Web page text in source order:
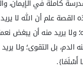
كاملة في الإيمان،
علم أن الله لا
ولا يريد منه أن يبغض
الدم، بل التقوى؛ ولا
أَسْلَمَا}.